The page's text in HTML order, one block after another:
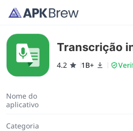
Transcrição
4.2 1B+
Nome do
aplicativo
Categoria